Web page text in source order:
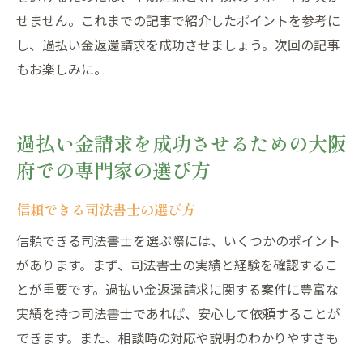
せません。これまでの記事で紹介したポイントを参考に
し、過払い金返還請求を成功させましょう。次回の記事
もお楽しみに。
過払い金請求を成功させるための大阪
府での専門家の選び方
信頼できる司法書士の選び方
信頼できる司法書士を選ぶ際には、いくつかのポイント
があります。まず、司法書士の実績と経験を確認するこ
とが重要です。過払い金返還請求に関する案件に豊富な
実績を持つ司法書士であれば、安心して依頼することが
できます。また、相談時の対応や説明のわかりやすさも